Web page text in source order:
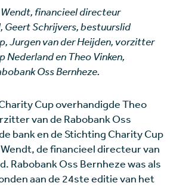
financieel directeur
Geert Schrijvers, bestuurslid
Jurgen van der Heijden, vorzitter
en Theo Vinken,
Oss Bernheze.
Cup overhandigde Theo
van de Rabobank Oss
bank en de Stichting Charity Cup
de financieel directeur van
Rabobank Oss Bernheze was als
aan de 24ste editie van het